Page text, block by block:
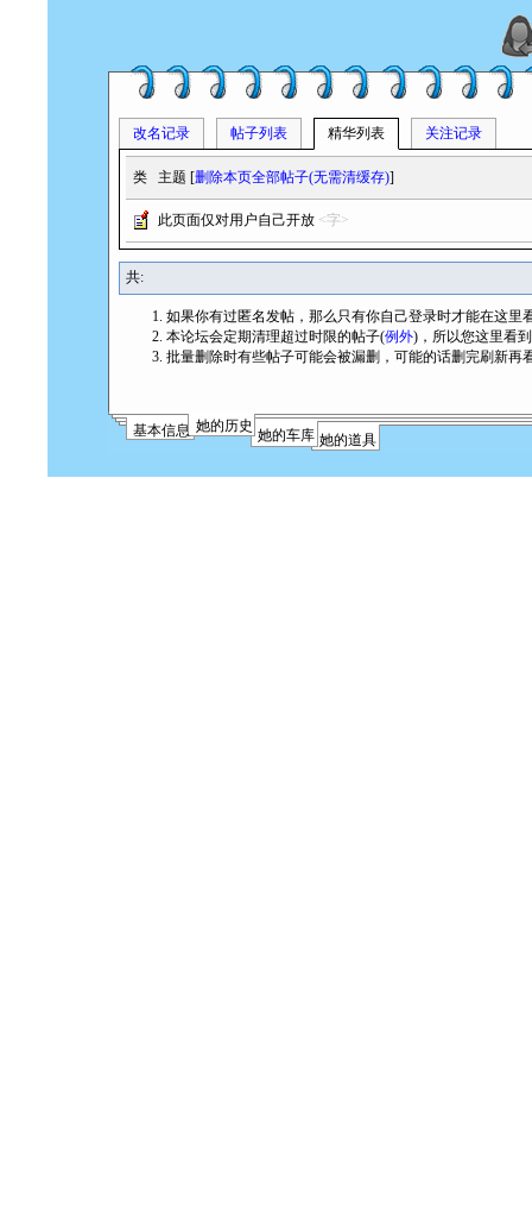
改名记录 帖子列表 精华列表 关注记录
类 主题 [删除本页全部帖子(无需清缓存)]
此页面仅对用户自己开放 <字>
共:
如果你有过匿名发帖，那么只有你自己登录时才能在这里
本论坛会定期清理超过时限的帖子(例外)，所以您这里看
批量删除时有些帖子可能会被漏删，可能的话删完刷新再
基本信息 她的历史
她的车库 她的道具